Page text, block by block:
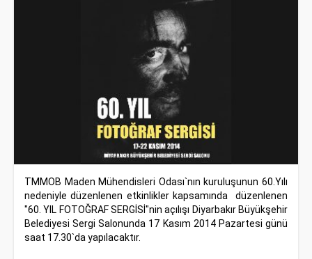
TMMOB Maden Mühendisleri Odası`nın kuruluşunun 60.Yılı
nedeniyle düzenlenen etkinlikler kapsamında düzenlenen
"60. YIL FOTOĞRAF SERGİSİ"nin açılışı Diyarbakır Büyükşehir
Belediyesi Sergi Salonunda 17 Kasım 2014 Pazartesi günü
saat 17.30`da yapılacaktır.